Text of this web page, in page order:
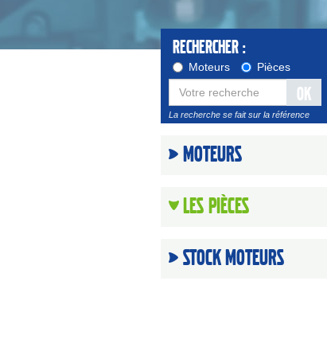
Rechercher :
Moteurs Pièces
OK
La recherche se fait sur la référence
Moteurs
Les Pièces
Stock moteurs